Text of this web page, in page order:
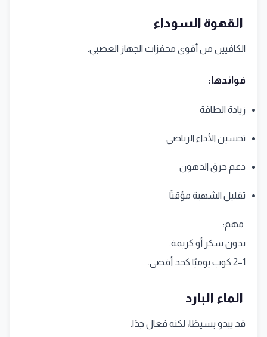
القهوة السوداء
الكافيين من أقوى محفزات الجهاز العصبي.
فوائدها:
زيادة الطاقة
تحسين الأداء الرياضي
دعم حرق الدهون
تقليل الشهية مؤقتًا
مهم:
بدون سكر أو كريمة.
1–2 كوب يوميًا كحد أقصى.
الماء البارد
قد يبدو بسيطًا، لكنه فعال جدًا.